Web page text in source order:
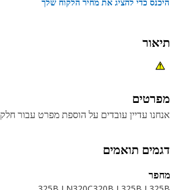
עדיין עובדים על הוספת מפרט עבור חלק זה.
תואמים